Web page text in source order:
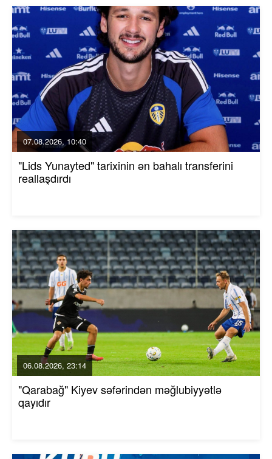
07.08.2026, 10:40
"Lids Yunayted" tarixinin ən bahalı transferini
reallaşdırdı
06.08.2026, 23:14
"Qarabağ" Kiyev səfərindən məğlubiyyətlə
qayıdır